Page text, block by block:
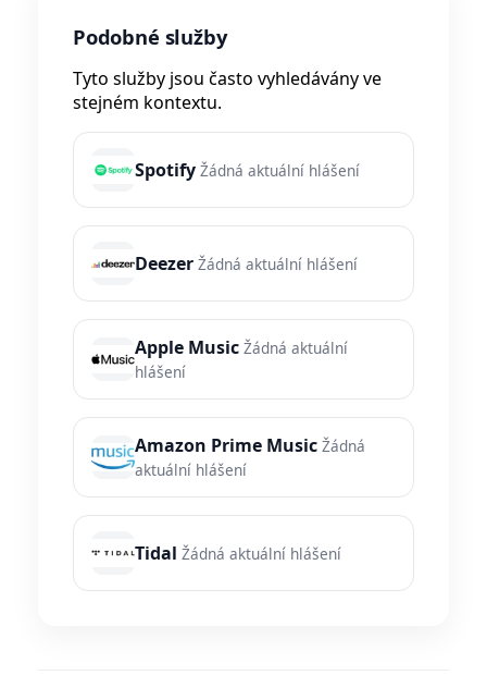
Podobné služby
Tyto služby jsou často vyhledávány ve
stejném kontextu.
Spotify Žádná aktuální hlášení
Deezer Žádná aktuální hlášení
Apple Music Žádná aktuální
hlášení
Amazon Prime Music Žádná
aktuální hlášení
Tidal Žádná aktuální hlášení